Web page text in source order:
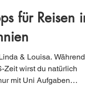
für Reisen in
& Louisa. Während